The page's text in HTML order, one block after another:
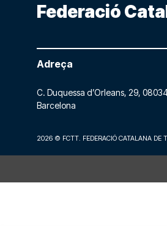
Federació
Adreça
C. Duquessa d’Orleans, 29,
Barcelona
2026 © FCTT. FEDERACIÓ CATALANA DE